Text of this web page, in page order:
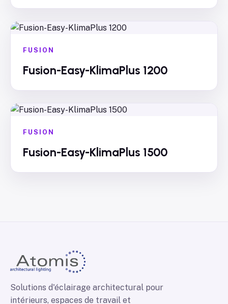
FUSION
Fusion-Easy-KlimaPlus 1200
FUSION
Fusion-Easy-KlimaPlus 1500
Solutions d'éclairage architectural pour
intérieurs, espaces de travail et